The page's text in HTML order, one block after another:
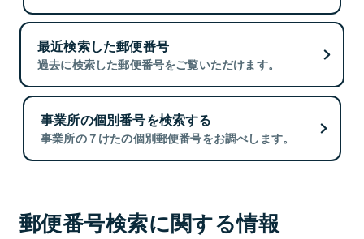
最近検索した郵便番号
過去に検索した郵便番号をご覧いただけます。
事業所の個別番号を検索する
事業所の７けたの個別郵便番号をお調べします。
郵便番号検索に関する情報